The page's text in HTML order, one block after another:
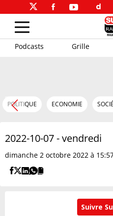
Podcasts Grille
POLITIQUE ECONOMIE
2022-10-07 - vendredi
dimanche 2 octobre 2022 à
Suivre